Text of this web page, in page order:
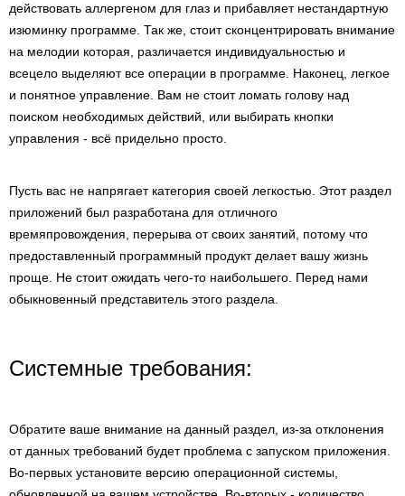
действовать аллергеном для глаз и прибавляет нестандартную
изюминку программе. Так же, стоит сконцентрировать внимание
на мелодии которая, различается индивидуальностью и
всецело выделяют все операции в программе. Наконец, легкое
и понятное управление. Вам не стоит ломать голову над
поиском необходимых действий, или выбирать кнопки
управления - всё придельно просто.
Пусть вас не напрягает категория своей легкостью. Этот раздел
приложений был разработана для отличного
времяпровождения, перерыва от своих занятий, потому что
предоставленный программный продукт делает вашу жизнь
проще. Не стоит ожидать чего-то наибольшего. Перед нами
обыкновенный представитель этого раздела.
Системные требования:
Обратите ваше внимание на данный раздел, из-за отклонения
от данных требований будет проблема с запуском приложения.
Во-первых установите версию операционной системы,